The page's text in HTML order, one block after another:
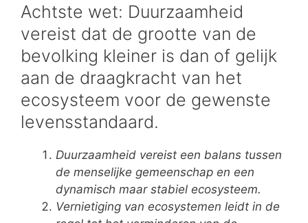
Achtste wet: Duurzaamheid
vereist dat de grootte van de
bevolking kleiner is dan of gelijk
aan de draagkracht van het
ecosysteem voor de gewenste
levensstandaard.
Duurzaamheid vereist een balans tussen
de menselijke gemeenschap en een
dynamisch maar stabiel ecosysteem.
Vernietiging van ecosystemen leidt in de